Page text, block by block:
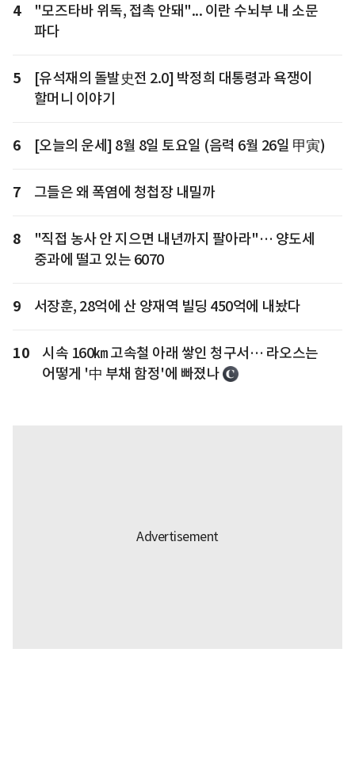
4
"모즈타바 위독, 접촉 안돼"... 이란 수뇌부 내 소문
파다
5
[유석재의 돌발史전 2.0] 박정희 대통령과 욕쟁이
할머니 이야기
6 [오늘의 운세] 8월 8일 토요일 (음력 6월 26일 甲寅)
7 그들은 왜 폭염에 청첩장 내밀까
8
"직접 농사 안 지으면 내년까지 팔아라"… 양도세
중과에 떨고 있는 6070
9 서장훈, 28억에 산 양재역 빌딩 450억에 내놨다
10
시속 160㎞ 고속철 아래 쌓인 청구서… 라오스는
어떻게 '中 부채 함정'에 빠졌나